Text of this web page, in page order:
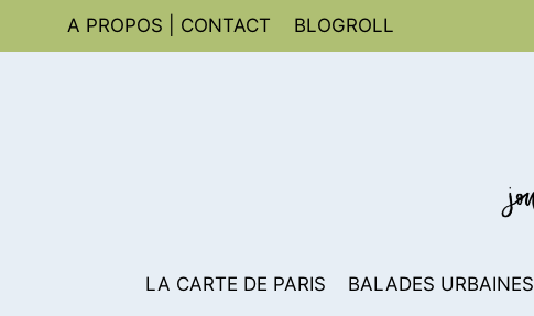
A PROPOS | CONTACT BLOGROLL
LA CARTE DE PARIS BALADES URBAINES